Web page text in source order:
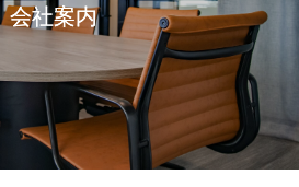
会社案内